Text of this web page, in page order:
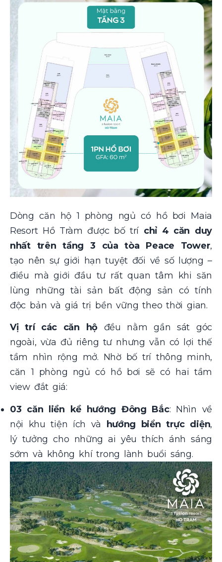
Dòng căn hộ 1 phòng ngủ có hồ bơi Maia
Resort Hồ Tràm được bố trí chỉ 4 căn duy
nhất trên tầng 3 của tòa Peace Tower,
tạo nên sự giới hạn tuyệt đối về số lượng –
điều mà giới đầu tư rất quan tâm khi săn
lùng những tài sản bất động sản có tính
độc bản và giá trị bền vững theo thời gian.
Vị trí các căn hộđều nằm gần sát góc
ngoài, vừa đủ riêng tư nhưng vẫn có lợi thế
tầm nhìn rộng mở. Nhờ bố trí thông minh,
căn 1 phòng ngủ có hồ bơi sẽ có hai tầm
view đắt giá:
03 căn liền kề hướng Đông Bắc: Nhìn về
nội khu tiện ích và
hướng biển trực diện,
lý tưởng cho những ai yêu thích ánh sáng
sớm và không khí trong lành buổi sáng.